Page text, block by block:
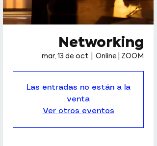
Networking
mar, 13 de oct Online | ZOOM
Las entradas no están a la
venta
Ver otros eventos